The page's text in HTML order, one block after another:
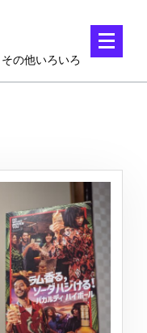
の他いろいろ